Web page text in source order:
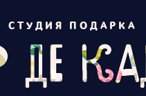
СТУДИЯ ПОДАРКА